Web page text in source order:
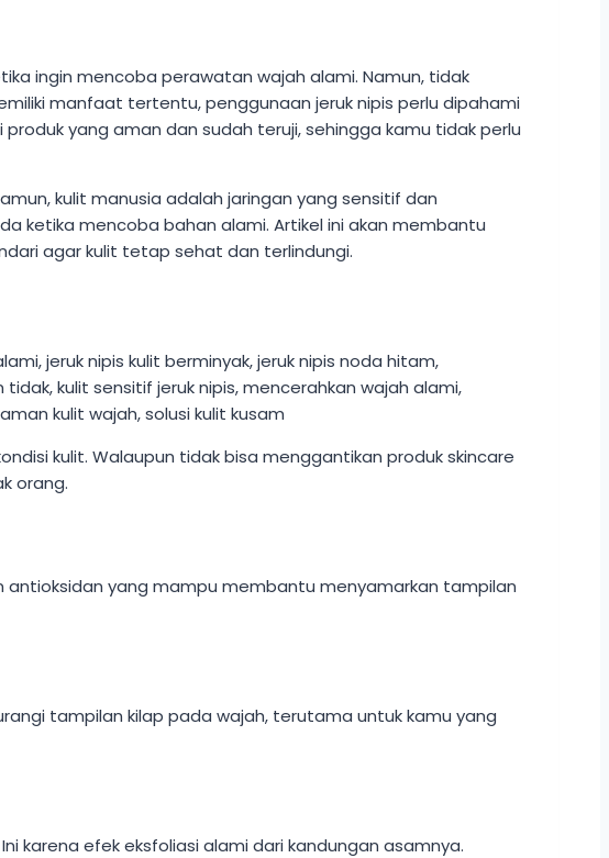
ingin mencoba perawatan wajah alami. Namun, tidak
manfaat tertentu, penggunaan jeruk nipis perlu dipahami
yang aman dan sudah teruji, sehingga kamu tidak perlu
kulit manusia adalah jaringan yang sensitif dan
ketika mencoba bahan alami. Artikel ini akan membantu
agar kulit tetap sehat dan terlindungi.
kulit. Walaupun tidak bisa menggantikan produk skincare
orang.
antioksidan yang mampu membantu menyamarkan tampilan
tampilan kilap pada wajah, terutama untuk kamu yang
karena efek eksfoliasi alami dari kandungan asamnya.